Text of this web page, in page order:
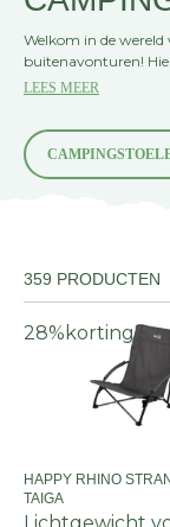
Welkom in de
buitenavonturen!
campingstoelen die
kampeerervaring te
van de natuur in stijl!
LEES MEER
359 PRODUCTEN
28% korting
HAPPY RHINO
TAIGA